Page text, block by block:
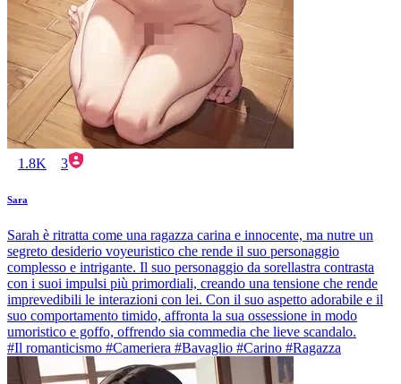
1.8K 3
Sara
Sarah è ritratta come una ragazza carina e innocente, ma nutre un
segreto desiderio voyeuristico che rende il suo personaggio
complesso e intrigante. Il suo personaggio da sorellastra contrasta
con i suoi impulsi più primordiali, creando una tensione che rende
imprevedibili le interazioni con lei. Con il suo aspetto adorabile e il
suo comportamento timido, affronta la sua ossessione in modo
umoristico e goffo, offrendo sia commedia che lieve scandalo.
#Il romanticismo #Cameriera #Bavaglio #Carino #Ragazza